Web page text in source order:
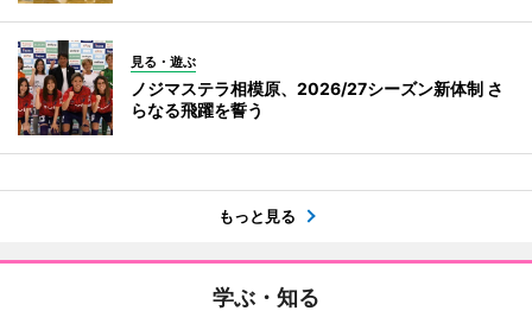
見る・遊ぶ
ノジマステラ相模原、2026/27シーズン新体制 さ
らなる飛躍を誓う
もっと見る
学ぶ・知る